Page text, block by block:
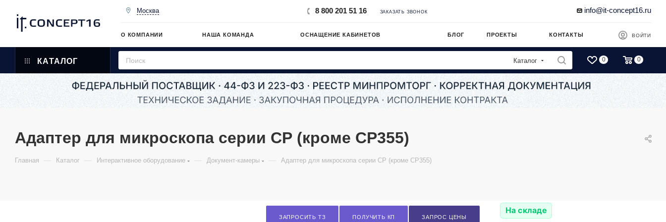
Москва 8 800 201 51 16 ЗАКАЗАТЬ ЗВОНОК info@it-concept16.ru
О КОМПАНИИ НАША КОМАНДА ОСНАЩЕНИЕ КАБИНЕТОВ БЛОГ ПРОЕКТЫ КОНТАКТЫ ВОЙТИ
КАТАЛОГ Каталог 0 0
Адаптер для микроскопа серии СР (кроме СР355)
Главная — Каталог — Интерактивное оборудование — Документ-камеры — Адаптер для микроскопа серии СР (кроме СР355)
ЗАПРОСИТЬ ТЗ ПОЛУЧИТЬ КП ЗАПРОС ЦЕНЫ
На складе